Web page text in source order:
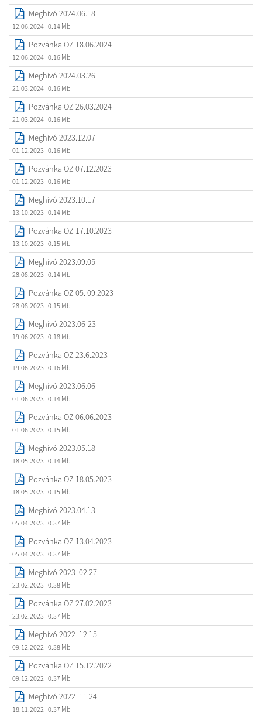
Meghívó 2024.06.18
12.06.2024 | 0.14 Mb
Pozvánka OZ 18.06.2024
12.06.2024 | 0.16 Mb
Meghívó 2024.03.26
21.03.2024 | 0.16 Mb
Pozvánka OZ 26.03.2024
21.03.2024 | 0.16 Mb
Meghívó 2023.12.07
01.12.2023 | 0.16 Mb
Pozvánka OZ 07.12.2023
01.12.2023 | 0.16 Mb
Meghívó 2023.10.17
13.10.2023 | 0.14 Mb
Pozvánka OZ 17.10.2023
13.10.2023 | 0.15 Mb
Meghívó 2023.09.05
28.08.2023 | 0.14 Mb
Pozvánka OZ 05. 09.2023
28.08.2023 | 0.15 Mb
Meghívó 2023.06-23
19.06.2023 | 0.18 Mb
Pozvánka OZ 23.6.2023
19.06.2023 | 0.16 Mb
Meghívó 2023.06.06
01.06.2023 | 0.14 Mb
Pozvánka OZ 06.06.2023
01.06.2023 | 0.15 Mb
Meghívó 2023.05.18
18.05.2023 | 0.14 Mb
Pozvánka OZ 18.05.2023
18.05.2023 | 0.15 Mb
Meghívó 2023.04.13
05.04.2023 | 0.37 Mb
Pozvánka OZ 13.04.2023
05.04.2023 | 0.37 Mb
Meghívó 2023 .02.27
23.02.2023 | 0.38 Mb
Pozvánka OZ 27.02.2023
23.02.2023 | 0.37 Mb
Meghívó 2022 .12.15
09.12.2022 | 0.38 Mb
Pozvánka OZ 15.12.2022
09.12.2022 | 0.37 Mb
Meghívó 2022 .11.24
18.11.2022 | 0.37 Mb